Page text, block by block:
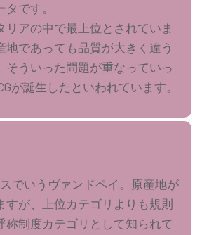
です。
リアの中で最上位とされていま
地であっても品質が大きく違う
そういった問題が重なっていっ
が誕生したといわれています。
でいうヴァンドペイ。原産地が
すが、上位カテゴリよりも規則
称制度カテゴリとして知られて